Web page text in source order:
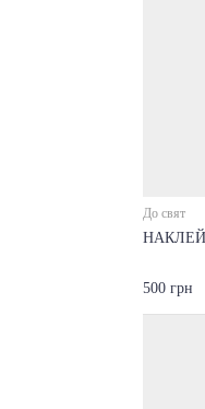
До свят
500 грн